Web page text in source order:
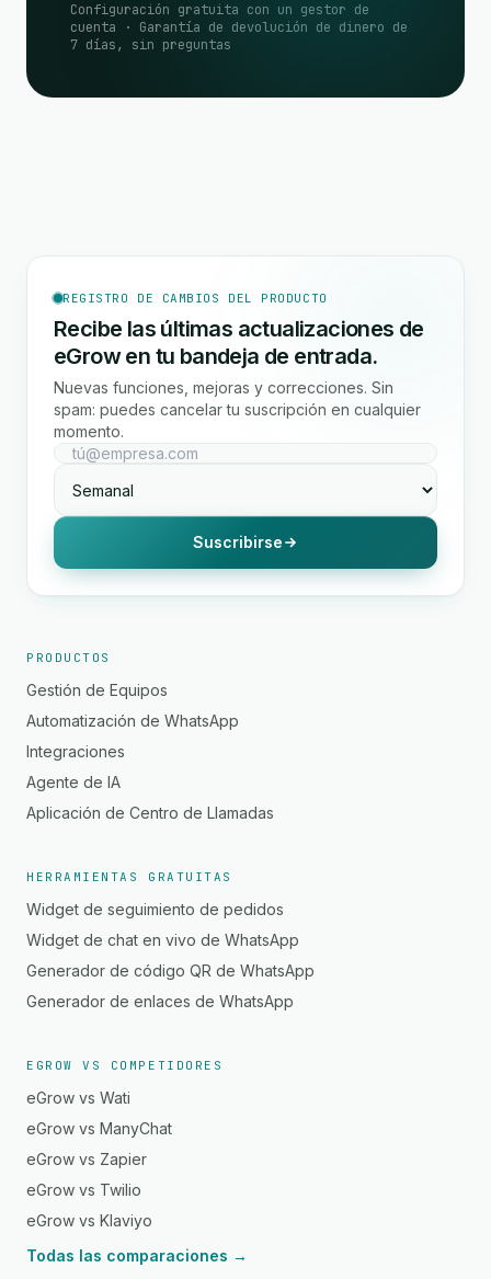
Configuración gratuita con un gestor de
cuenta · Garantía de devolución de dinero de
7 días, sin preguntas
REGISTRO DE CAMBIOS DEL PRODUCTO
Recibe las últimas actualizaciones de
eGrow en tu bandeja de entrada.
Nuevas funciones, mejoras y correcciones. Sin
spam: puedes cancelar tu suscripción en cualquier
momento.
Suscribirse
PRODUCTOS
Gestión de Equipos
Automatización de WhatsApp
Integraciones
Agente de IA
Aplicación de Centro de Llamadas
HERRAMIENTAS GRATUITAS
Widget de seguimiento de pedidos
Widget de chat en vivo de WhatsApp
Generador de código QR de WhatsApp
Generador de enlaces de WhatsApp
EGROW VS COMPETIDORES
eGrow vs Wati
eGrow vs ManyChat
eGrow vs Zapier
eGrow vs Twilio
eGrow vs Klaviyo
Todas las comparaciones →